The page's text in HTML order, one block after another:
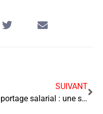
SUIVANT
Le portage salarial : une solution innovante pour les freelances